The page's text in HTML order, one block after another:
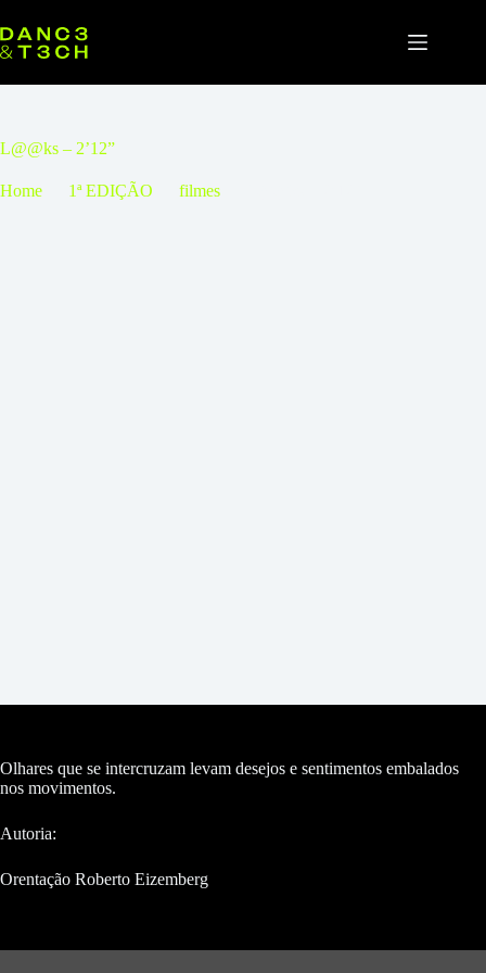
para
o
L@@ks – 2’12”
Home 1ª EDIÇÃO filmes
Olhares que se intercruzam levam desejos e sentimentos embalados
nos movimentos.
Autoria:
Orentação Roberto Eizemberg